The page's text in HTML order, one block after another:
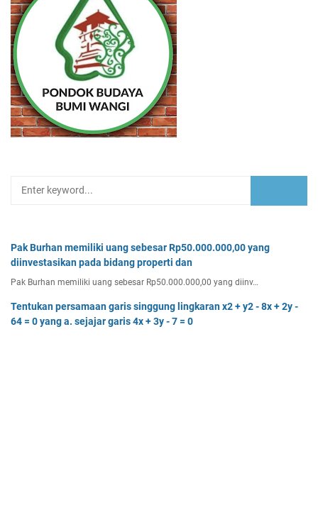
Pak Burhan memiliki uang sebesar Rp50.000.000,00 yang
diinvestasikan pada bidang properti dan
Pak Burhan memiliki uang sebesar Rp50.000.000,00 yang diinv…
Tentukan persamaan garis singgung lingkaran x2 + y2 - 8x + 2y -
64 = 0 yang a. sejajar garis 4x + 3y - 7 = 0